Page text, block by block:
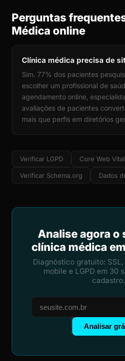
Perguntas
Médica online
Clínica médica precisa de
Sim. 77% dos pacientes
escolher um profissional de
agendamento online,
avaliações de pacientes
mais que perfis em diretórios
Verificar LGPD Core Web
Verificar Schema.org Dados
Analise agora o
clínica médica
Diagnóstico gratuito:
mobile e LGPD em 30
cadastro.
Analisar